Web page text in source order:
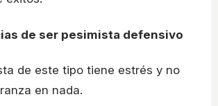
de ser pesimista defensivo
de este tipo tiene estrés y no
en nada.